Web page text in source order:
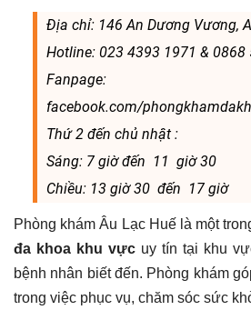
Địa chỉ: 146 An Dương Vương,
Hotline: 023 4393 1971 & 0868
Fanpage:
facebook.com/
Thứ 2 đến chủ nhật :
Sáng: 7 giờ đến 11 giờ 30
Chiều: 13 giờ 30 đến 17 giờ
Phòng khám Âu Lạc Huế là một
đa khoa khu vực uy tín tại khu
bệnh nhân biết đến. Phòng khám
trong việc phục vụ, chăm sóc sức